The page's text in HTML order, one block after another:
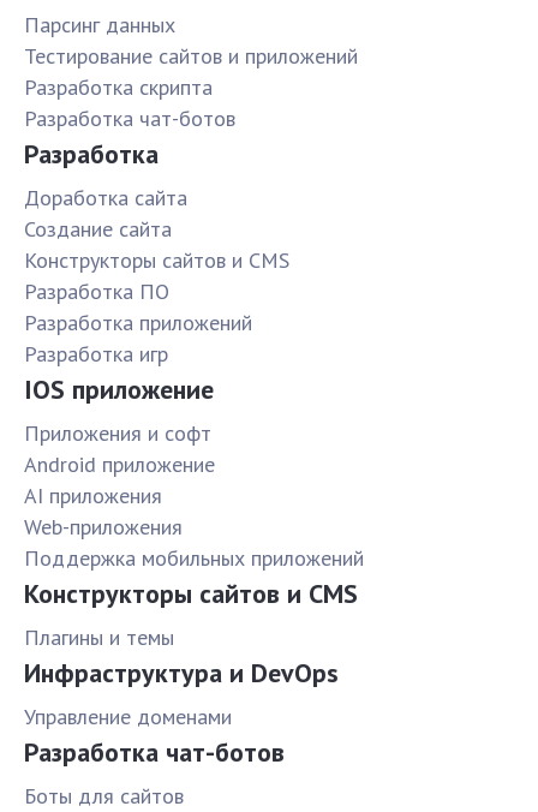
Парсинг данных
Тестирование сайтов и приложений
Разработка скрипта
Разработка чат-ботов
Разработка
Доработка сайта
Создание сайта
Конструкторы сайтов и CMS
Разработка ПО
Разработка приложений
Разработка игр
IOS приложение
Приложения и софт
Android приложение
AI приложения
Web-приложения
Поддержка мобильных приложений
Конструкторы сайтов и CMS
Плагины и темы
Инфраструктура и DevOps
Управление доменами
Разработка чат-ботов
Боты для сайтов